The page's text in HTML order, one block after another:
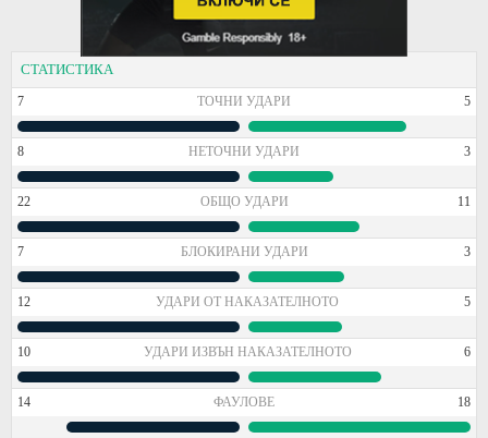
СТАТИСТИКА
7 ТОЧНИ УДАРИ 5
8 НЕТОЧНИ УДАРИ 3
22 ОБЩО УДАРИ 11
7 БЛОКИРАНИ УДАРИ 3
12 УДАРИ ОТ НАКАЗАТЕЛНОТО 5
10 УДАРИ ИЗВЪН НАКАЗАТЕЛНОТО 6
14 ФАУЛОВЕ 18